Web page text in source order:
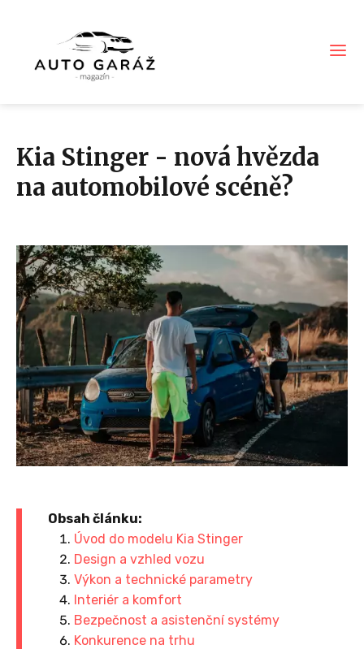
Kia Stinger - nová hvězda
na automobilové scéně?
Obsah článku:
Úvod do modelu Kia Stinger
Design a vzhled vozu
Výkon a technické parametry
Interiér a komfort
Bezpečnost a asistenční systémy
Konkurence na trhu